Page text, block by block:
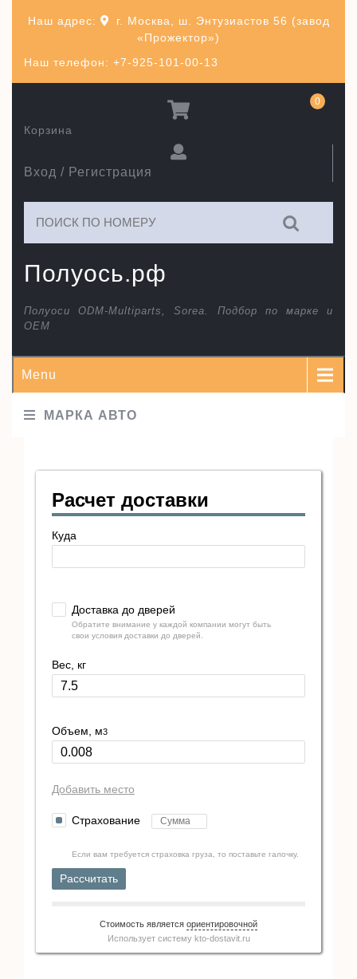
Наш телефон: +7-925-101-00-13
Наш адрес:
г. Москва, ш. Энтузиастов 56 (завод
«Прожектор»)
Полуось.рф
Полуоси ODM-Multiparts, Sorea. Подбор по марке и
ОЕМ
Вход / Регистрация
Корзина
0
Menu
МАРКА АВТО
Расчет доставки
Куда
Доставка до дверей
Обратите внимание у каждой компании могут быть
свои условия доставки до дверей.
Вес, кг
Объем, м3
Добавить место
Страхование
Если вам требуется страховка груза, то поставьте галочку.
Рассчитать
Стоимость является ориентировочной
Использует систему kto-dostavit.ru